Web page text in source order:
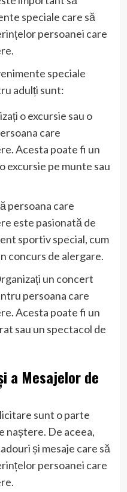
speciale care să
persoanei care
speciale
adulți sunt:
o excursie sau o
care
Acesta poate fi un
excursie pe munte sau
persoana care
este pasionată de
sportiv special, cum
concurs de alergare.
un concert
persoana care
Acesta poate fi un
sau un spectacol de
a Mesajelor de
sunt o parte
naștere. De aceea,
și mesaje care să
persoanei care